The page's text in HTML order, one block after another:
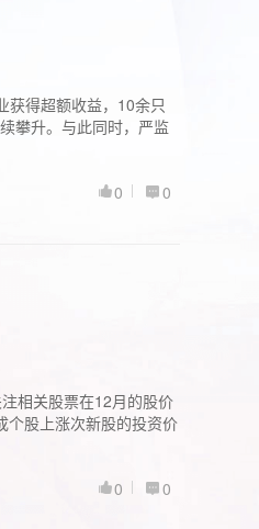
获得超额收益，10余只
攀升。与此同时，严监
0
0
相关股票在12月的股价
个股上涨次新股的投资价
0
0